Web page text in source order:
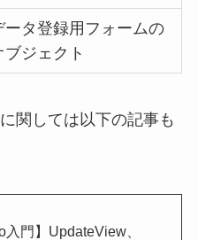
ータ登録用フォームの
ブジェクト
関しては以下の記事も
入門】UpdateView、